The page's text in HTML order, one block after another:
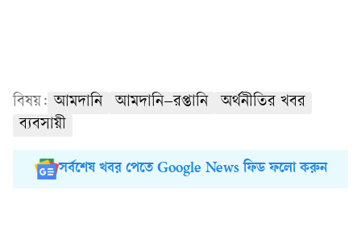
বিষয়: আমদানি আমদানি–রপ্তানি
অর্থনীতির খবর
ব্যবসায়ী
সর্বশেষ খবর পেতে Google News ফিড ফলো করুন